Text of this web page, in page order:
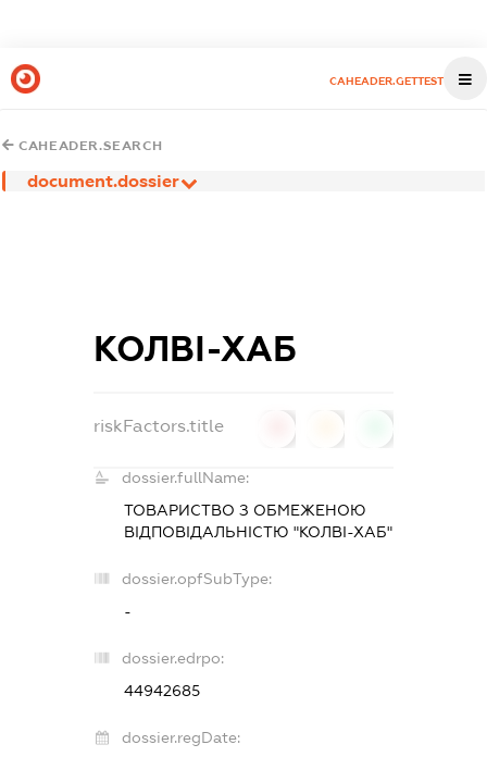
CAHEADER.GETTEST
CAHEADER.SEARCH
document.dossier
КОЛВІ-ХАБ
riskFactors.title
dossier.fullName:
ТОВАРИСТВО З ОБМЕЖЕНОЮ
ВІДПОВІДАЛЬНІСТЮ "КОЛВІ-ХАБ"
dossier.opfSubType:
-
dossier.edrpo:
44942685
dossier.regDate: